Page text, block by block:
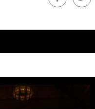
Hukum